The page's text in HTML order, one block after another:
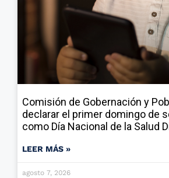
Comisión de Gobernación y
declarar el primer domingo de
como Día Nacional de la Salud
LEER MÁS »
agosto 7, 2026